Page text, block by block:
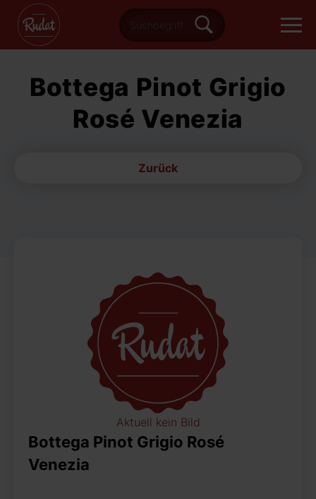
Bottega Pinot Grigio
Rosé Venezia
Zurück
Aktuell kein Bild
Bottega Pinot Grigio Rosé
Venezia